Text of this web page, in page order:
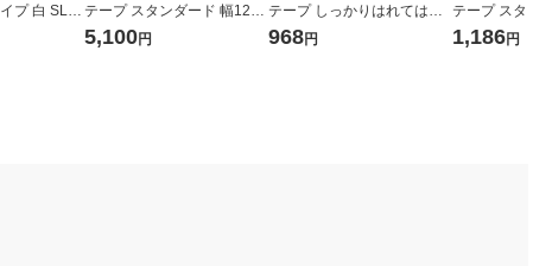
プ 白 SL-S
1巻入）
テープ スタンダード 幅12m
m 6色 各1個(黒文字) SC126
T 1セット（6個入） キング
5,100円
テープ しっかりはれてはが
せる 幅12mm 白ラベル(黒文
968円
テープ スタン
m 白ラベル(黒
1個 キングジム
1,186円